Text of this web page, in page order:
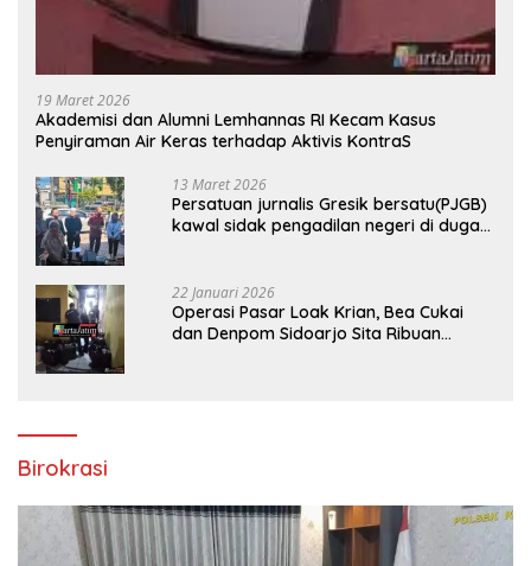
19 Maret 2026
Akademisi dan Alumni Lemhannas RI Kecam Kasus
Penyiraman Air Keras terhadap Aktivis KontraS
13 Maret 2026
Persatuan jurnalis Gresik bersatu(PJGB)
kawal sidak pengadilan negeri di duga
22 Januari 2026
Operasi Pasar Loak Krian, Bea Cukai
dan Denpom Sidoarjo Sita Ribuan
Birokrasi